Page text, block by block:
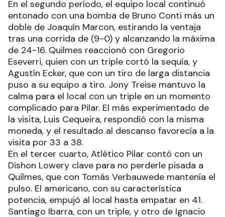
En el segundo período, el equipo local continuó
entonado con una bomba de Bruno Conti más un
doble de Joaquín Marcon, estirando la ventaja
tras una corrida de (9-0) y alcanzando la máxima
de 24-16. Quilmes reaccionó con Gregorio
Eseverri, quien con un triple cortó la sequía, y
Agustín Ecker, que con un tiro de larga distancia
puso a su equipo a tiro. Jony Treise mantuvo la
calma para el local con un triple en un momento
complicado para Pilar. El más experimentado de
la visita, Luis Cequeira, respondió con la misma
moneda, y el resultado al descanso favorecía a la
visita por 33 a 38.
En el tercer cuarto, Atlético Pilar contó con un
Dishon Lowery clave para no perderle pisada a
Quilmes, que con Tomás Verbauwede mantenía el
pulso. El americano, con su característica
potencia, empujó al local hasta empatar en 41.
Santiago Ibarra, con un triple, y otro de Ignacio